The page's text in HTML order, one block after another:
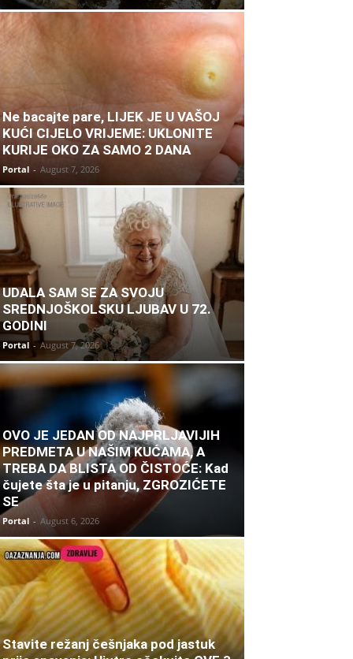
Ne bacajte pare, LIJEK JE U VAŠOJ
KUĆI CIJELO VRIJEME: UKLONITE
KURIJE OKO ZA SAMO 2 DANA
Portal - August 7, 2026
UDALA SAM SE ZA SVOJU
SREDNJOŠKOLSKU LJUBAV U 72.
GODINI
Portal - August 7, 2026
OVO JE JEDAN OD NAJPRLJAVIJIH
PREDMETA U NAŠIM KUĆAMA, A
TREBA DA BLISTA OD ČISTOĆE: Kad
čujete šta je u pitanju, ZGROZIĆETE
SE
Portal - August 6, 2026
Stavite režanj češnjaka pod jastuk